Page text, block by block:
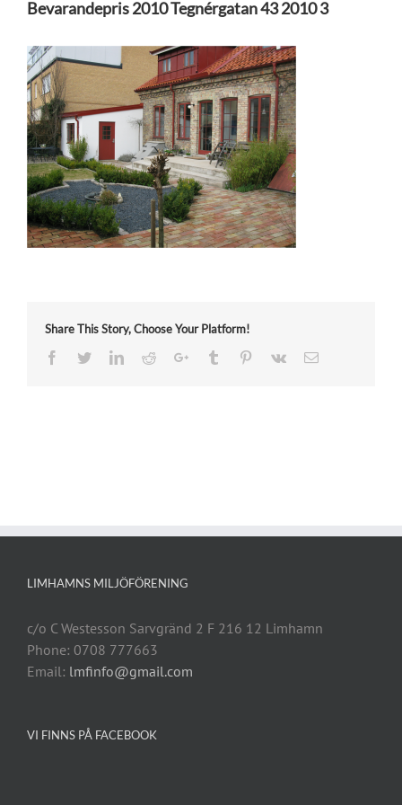
Bevarandepris 2010 Tegnérgatan 43 2010 3
Share This Story, Choose Your Platform!
Facebook
TwitterLinkedIn
RedditGoogle+Tumblr Pinterest
Vk Email
LIMHAMNS MILJÖFÖRENING
c/o C Westesson Sarvgränd 2 F 216 12 Limhamn
Phone: 0708 777663
Email: lmfinfo@gmail.com
VI FINNS PÅ FACEBOOK